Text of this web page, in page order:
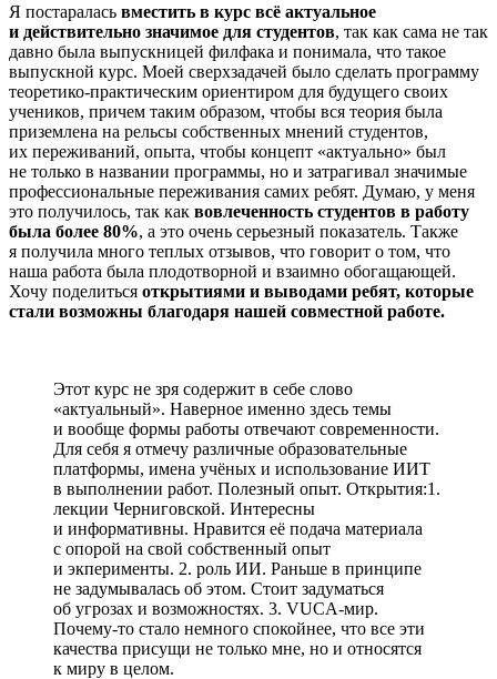
Я постаралась вместить в курс всё актуальное
и действительно значимое для студентов, так как сама не так
давно была выпускницей филфака и понимала, что такое
выпускной курс. Моей сверхзадачей было сделать программу
теоретико-практическим ориентиром для будущего своих
учеников, причем таким образом, чтобы вся теория была
приземлена на рельсы собственных мнений студентов,
их переживаний, опыта, чтобы концепт «актуально» был
не только в названии программы, но и затрагивал значимые
профессиональные переживания самих ребят. Думаю, у меня
это получилось, так как вовлеченность студентов в работу
была более 80%, а это очень серьезный показатель. Также
я получила много теплых отзывов, что говорит о том, что
наша работа была плодотворной и взаимно обогащающей.
Хочу поделиться открытиями и выводами ребят, которые
стали возможны благодаря нашей совместной работе.
Этот курс не зря содержит в себе слово
«актуальный». Наверное именно здесь темы
и вообще формы работы отвечают современности.
Для себя я отмечу различные образовательные
платформы, имена учёных и использование ИИТ
в выполнении работ. Полезный опыт. Открытия:1.
лекции Черниговской. Интересны
и информативны. Нравится её подача материала
с опорой на свой собственный опыт
и экперименты. 2. роль ИИ. Раньше в принципе
не задумывалась об этом. Стоит задуматься
об угрозах и возможностях. 3. VUCA-мир.
Почему-то стало немного спокойнее, что все эти
качества присущи не только мне, но и относятся
к миру в целом.